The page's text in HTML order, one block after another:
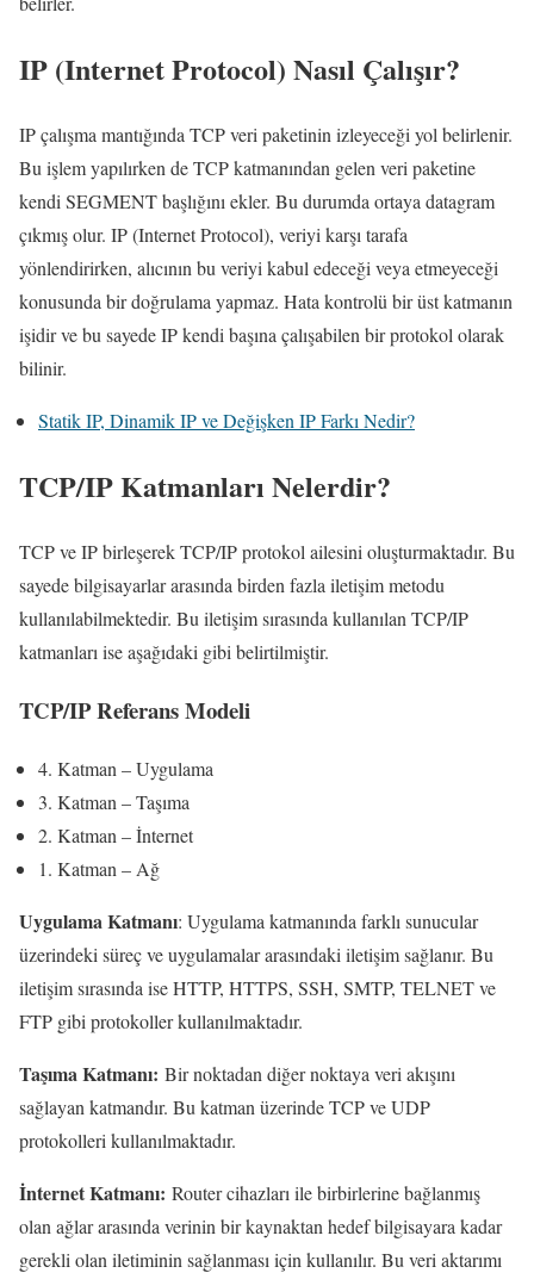
IP (Internet Protocol) Nasıl Çalışır?
IP çalışma mantığında TCP veri paketinin izleyeceği yol belirlenir.
Bu işlem yapılırken de TCP katmanından gelen veri paketine
kendi SEGMENT başlığını ekler. Bu durumda ortaya datagram
çıkmış olur. IP (Internet Protocol), veriyi karşı tarafa
yönlendirirken, alıcının bu veriyi kabul edeceği veya etmeyeceği
konusunda bir doğrulama yapmaz. Hata kontrolü bir üst katmanın
işidir ve bu sayede IP kendi başına çalışabilen bir protokol olarak
bilinir.
Statik IP, Dinamik IP ve Değişken IP Farkı Nedir?
TCP/IP Katmanları Nelerdir?
TCP ve IP birleşerek TCP/IP protokol ailesini oluşturmaktadır. Bu
sayede bilgisayarlar arasında birden fazla iletişim metodu
kullanılabilmektedir. Bu iletişim sırasında kullanılan TCP/IP
katmanları ise aşağıdaki gibi belirtilmiştir.
TCP/IP Referans Modeli
4. Katman – Uygulama
3. Katman – Taşıma
2. Katman – İnternet
1. Katman – Ağ
Uygulama Katmanı: Uygulama katmanında farklı sunucular
üzerindeki süreç ve uygulamalar arasındaki iletişim sağlanır. Bu
iletişim sırasında ise HTTP, HTTPS, SSH, SMTP, TELNET ve
FTP gibi protokoller kullanılmaktadır.
Taşıma Katmanı: Bir noktadan diğer noktaya veri akışını
sağlayan katmandır. Bu katman üzerinde TCP ve UDP
protokolleri kullanılmaktadır.
İnternet Katmanı: Router cihazları ile birbirlerine bağlanmış
olan ağlar arasında verinin bir kaynaktan hedef bilgisayara kadar
gerekli olan iletiminin sağlanması için kullanılır. Bu veri aktarımı